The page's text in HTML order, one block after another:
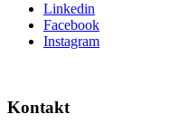
Linkedin
Facebook
Instagram
Kontakt